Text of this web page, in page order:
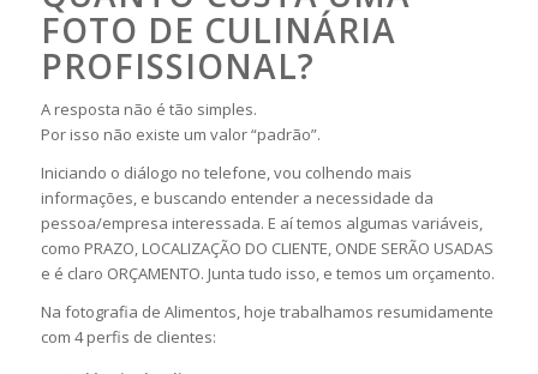
FOTO DE CULINÁRIA
PROFISSIONAL?
A resposta não é tão simples.
Por isso não existe um valor “padrão”.
Iniciando o diálogo no telefone, vou colhendo mais
informações, e buscando entender a necessidade da
pessoa/empresa interessada. E aí temos algumas variáveis,
como PRAZO, LOCALIZAÇÃO DO CLIENTE, ONDE SERÃO USADAS
e é claro ORÇAMENTO. Junta tudo isso, e temos um orçamento.
Na fotografia de Alimentos, hoje trabalhamos resumidamente
com 4 perfis de clientes: